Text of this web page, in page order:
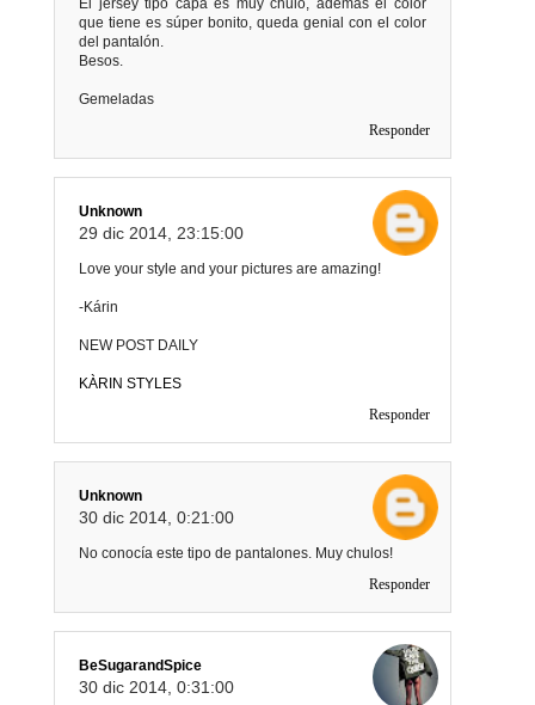
El jersey tipo capa es muy chulo, además el color
que tiene es súper bonito, queda genial con el color
del pantalón.
Besos.
Gemeladas
Responder
Unknown
29 dic 2014, 23:15:00
Love your style and your pictures are amazing!
-Kárin
NEW POST DAILY
KÀRIN STYLES
Responder
Unknown
30 dic 2014, 0:21:00
No conocía este tipo de pantalones. Muy chulos!
Responder
BeSugarandSpice
30 dic 2014, 0:31:00